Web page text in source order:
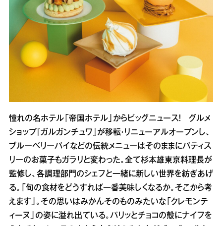
憧れの名ホテル「帝国ホテル」からビッグニュース！ グルメ
ショップ『ガルガンチュワ』が移転・リニューアルオープンし、
ブルーベリーパイなどの伝統メニューはそのままにパティス
リーのお菓子もガラリと変わった。全て杉本雄東京料理長が
監修し、各調理部門のシェフと一緒に新しい世界を紡ぎあげ
る。「旬の食材をどうすれば一番美味しくなるか。そこから考
えます」。その思いはみかんそのものみたいな「クレモンテ
ィーヌ」の姿に溢れ出ている。パリッとチョコの殻にナイフを